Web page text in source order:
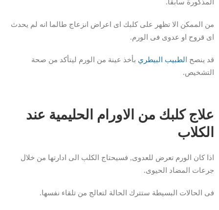
المذكورة سابقا.
من الممكن الا تظهر على كلبك اى اعراض انزعاج طالما انه لم يحدث
اى قروح او عدوى فى الورم.
قد ينصح ا لطبيب البيطري بأخذ عينة من الورم ليتأكد من صحة
التشخيص.
علاج كلبك من الاورام الحليمية عند
الكلاب
اذا كان الورم تعرض للعدوى, فسيحتاج الكلب الى ادارتها من خلال
جرعات المضاد الحيوى.
فى الحالات البسيطة ستترك الحالة لتعالج من تلقاء نفسها.